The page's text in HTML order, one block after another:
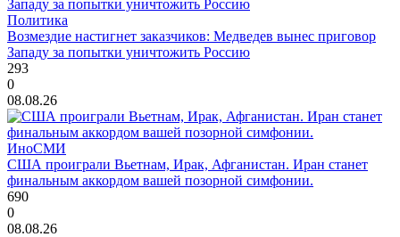
Политика
Возмездие настигнет заказчиков: Медведев вынес приговор
Западу за попытки уничтожить Россию
293
0
08.08.26
ИноСМИ
США проиграли Вьетнам, Ирак, Афганистан. Иран станет
финальным аккордом вашей позорной симфонии.
690
0
08.08.26